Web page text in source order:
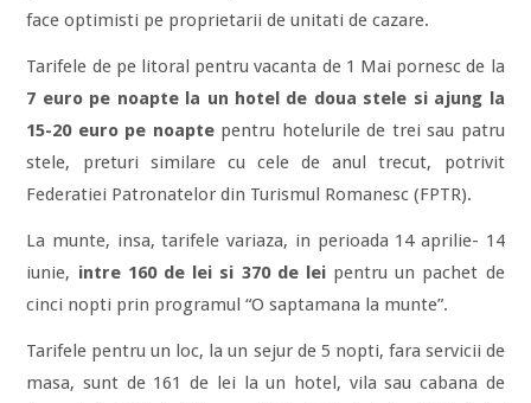
face optimisti pe proprietarii de unitati de cazare.
Tarifele de pe litoral pentru vacanta de 1 Mai pornesc de la
7 euro pe noapte la un hotel de doua stele si ajung la
15-20 euro pe noaptepentru hotelurile de trei sau patru
stele, preturi similare cu cele de anul trecut, potrivit
Federatiei Patronatelor din Turismul Romanesc (FPTR).
La munte, insa, tarifele variaza, in perioada 14 aprilie- 14
iunie, intre 160 de lei si 370 de leipentru un pachet de
cinci nopti prin programul “O saptamana la munte”.
Tarifele pentru un loc, la un sejur de 5 nopti, fara servicii de
masa, sunt de 161 de lei la un hotel, vila sau cabana de